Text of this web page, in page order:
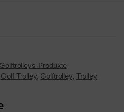
Golftrolleys-Produkte
Golf Trolley, Golftrolley, Trolley